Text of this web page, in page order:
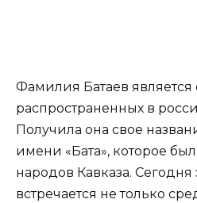
Фамилия Батаев
распространенных в
Получила она свое
имени «Бата», которое
народов Кавказа.
встречается не только